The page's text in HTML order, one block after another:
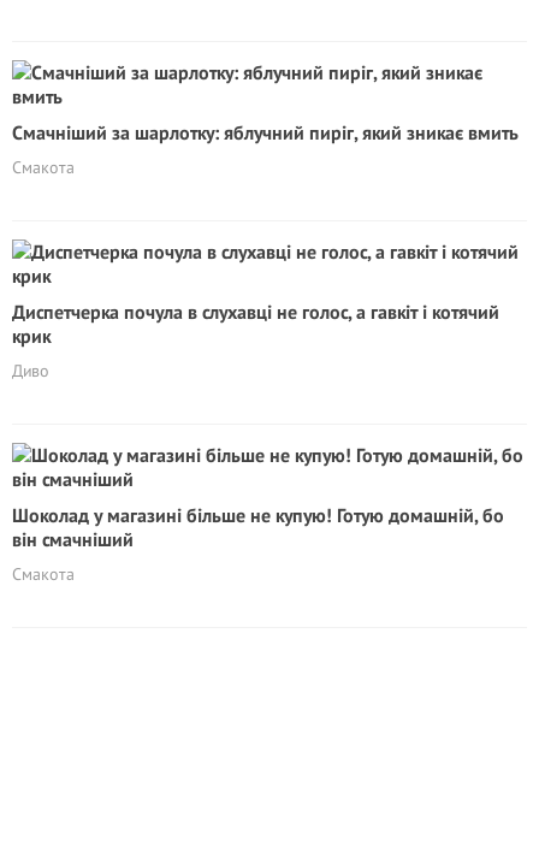
Смачніший за шарлотку: яблучний пиріг, який зникає вмить
Смакота
Диспетчерка почула в слухавці не голос, а гавкіт і котячий
крик
Диво
Шоколад у магазині більше не купую! Готую домашній, бо
він смачніший
Смакота